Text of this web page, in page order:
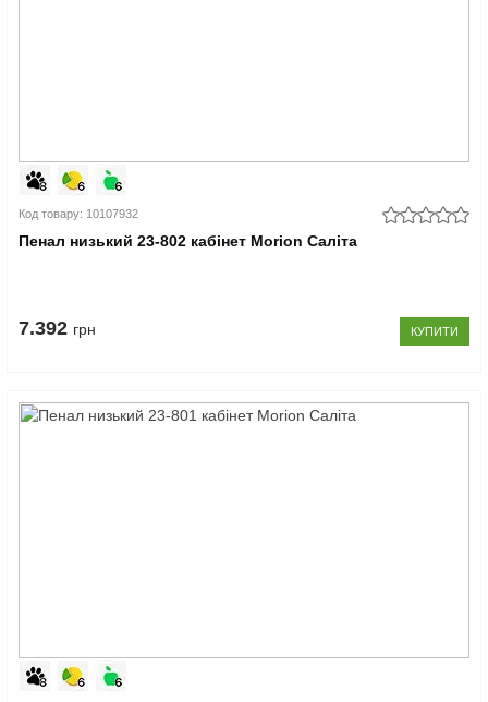
Код товару: 10107932
Пенал низький 23-802 кабінет Morion Саліта
7.392 грн КУПИТИ